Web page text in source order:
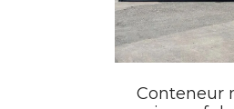
Conteneur